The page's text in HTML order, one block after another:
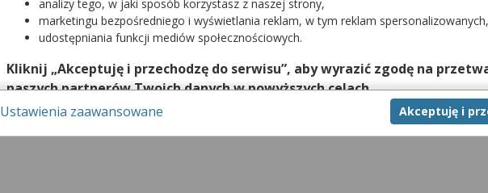
Rejestracja do tej poradni wymaga telefonicznego kontaktu z przychodnią pod numerem:
analizy tego, w jaki sposób korzystasz z naszej strony,
marketingu bezpośredniego i wyświetlania reklam, w tym reklam spersonalizowanych,
udostępniania funkcji mediów społecznościowych.
Kliknij „Akceptuję i przechodzę do serwisu”, aby wyrazić zgodę na
naszych partnerów Twoich danych w powyższych celach.
Pamiętaj, że wyrażenie zgody jest dobrowolne, a wyrażoną zgodę możesz w
możesz też wycofać zgodę na przetwarzanie Twoich danych tylko w niektórych
Akceptuję i
Ustawienia zaawansowane